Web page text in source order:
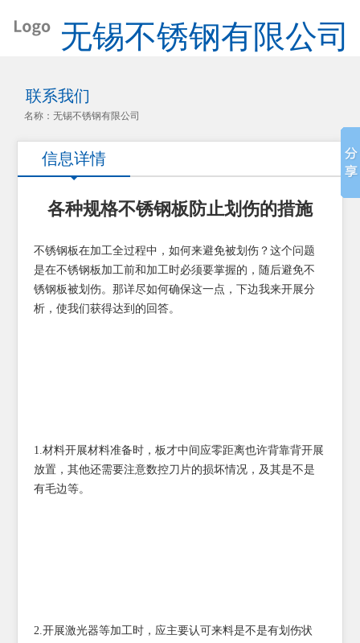
无锡不锈钢有限公司
联系我们
名称：无锡不锈钢有限公司
信息详情
各种规格不锈钢板防止划伤的措施
不锈钢板在加工全过程中，如何来避免被划伤？这个问题
是在不锈钢板加工前和加工时必须要掌握的，随后避免不
锈钢板被划伤。那详尽如何确保这一点，下边我来开展分
析，使我们获得达到的回答。
1.材料开展材料准备时，板才中间应零距离也许背靠背开展
放置，其他还需要注意数控刀片的损坏情况，及其是不是
有毛边等。
2.开展激光器等加工时，应主要认可来料是不是有划伤状